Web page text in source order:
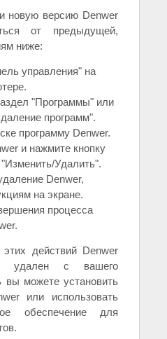
новую версию Denwer
от предыдущей,
ниже:
управления" на
"Программы" или
программ".
программу Denwer.
и нажмите кнопку
Удалить".
Denwer,
на экране.
процесса
действий Denwer
удален с вашего
вы можете установить
или использовать
обеспечение для